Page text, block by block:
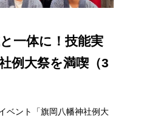
一体に！技能実
例大祭を満喫（3
ベント「旗岡八幡神社例大